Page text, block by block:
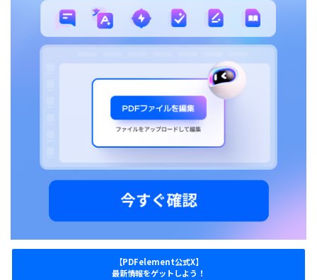
【PDFelement公式X】
最新情報をゲットしよう！